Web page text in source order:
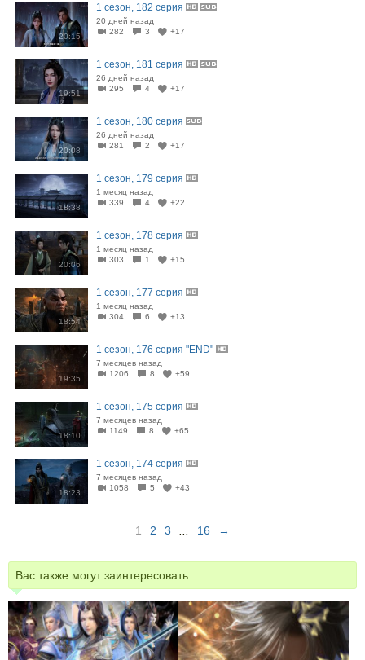
20:15
1 сезон, 182 серия
20 дней назад
282
3 +17
19:51
1 сезон, 181 серия
26 дней назад
295
4 +17
20:08
1 сезон, 180 серия
26 дней назад
281
2 +17
18:38
1 сезон, 179 серия
1 месяц назад
339
4 +22
20:06
1 сезон, 178 серия
1 месяц назад
303
1 +15
18:54
1 сезон, 177 серия
1 месяц назад
304
6 +13
19:35
1 сезон, 176 серия "END"
7 месяцев назад
1206
8 +59
18:10
1 сезон, 175 серия
7 месяцев назад
1149
8 +65
18:23
1 сезон, 174 серия
7 месяцев назад
1058
5 +43
1 2 3 16 →
Вас также могут заинтересовать